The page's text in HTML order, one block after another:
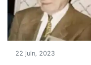
22 juin, 2023